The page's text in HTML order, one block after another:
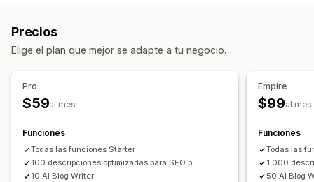
Mapa del sitio
Edición masiva Generación de IA
SEO local
Optimización del contenido
Puntuación SEO
Información útil y consejos
Informes y estadísticas
Análisis de la competencia
Análisis de palabra clave
Publicaciones en redes sociales
SEO
Precios
Elige el plan que mejor se adapte a tu negocio.
Pro
$59al mes
Funciones
Todas las funciones Starter
100 descripciones optimizadas para SEO p
10 AI Blog Writer
Empire
$99al mes
Funciones
Todas las
1.000
50 AI Blog